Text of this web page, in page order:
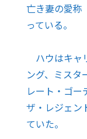
亡き妻の愛称
っている。
ハウはキャ
ング、ミス
レート・ゴー
ザ・レジェン
ていた。